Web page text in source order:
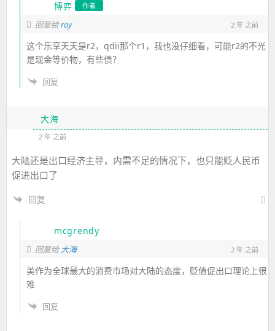
博弈 作者
回复给roy 2 年 之前
这个乐享天天是r2，qdii那个r1，我也没仔细看，可能r2的不光
是现金等价物，有些债？
回复
大海
2 年 之前
大陆还是出口经济主导，内需不足的情况下，也只能贬人民币
促进出口了
回复
mcgrendy
回复给大海 2 年 之前
美作为全球最大的消费市场对大陆的态度，贬值促出口理论上很
难
回复